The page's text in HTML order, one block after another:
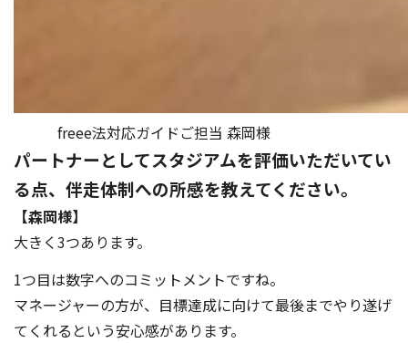
freee法対応ガイドご担当 森岡様
パートナーとしてスタジアムを評価いただいてい
る点、伴走体制への所感を教えてください。
【森岡様】
大きく3つあります。
1つ目は数字へのコミットメントですね。
マネージャーの方が、目標達成に向けて最後までやり遂げ
てくれるという安心感があります。